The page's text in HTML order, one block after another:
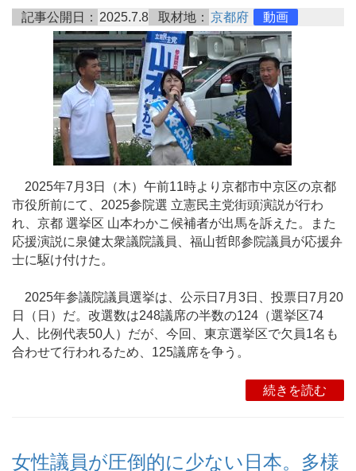
記事公開日： 2025.7.8 取材地： 京都府 動画
2025年7月3日（木）午前11時より京都市中京区の京都
市役所前にて、2025参院選 立憲民主党街頭演説が行わ
れ、京都 選挙区 山本わかこ候補者が出馬を訴えた。また
応援演説に泉健太衆議院議員、福山哲郎参院議員が応援弁
士に駆け付けた。
2025年参議院議員選挙は、公示日7月3日、投票日7月20
日（日）だ。改選数は248議席の半数の124（選挙区74
人、比例代表50人）だが、今回、東京選挙区で欠員1名も
合わせて行われるため、125議席を争う。
続きを読む
女性議員が圧倒的に少ない日本。多様